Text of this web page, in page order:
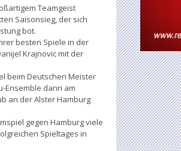
Teamgeist
Saisonsieg, der sich
bot.
besten Spiele in der
Krajnovic mit der
beim Deutschen Meister
Ensemble dann am
an der Alster Hamburg
gegen Hamburg viele
Spieltages in